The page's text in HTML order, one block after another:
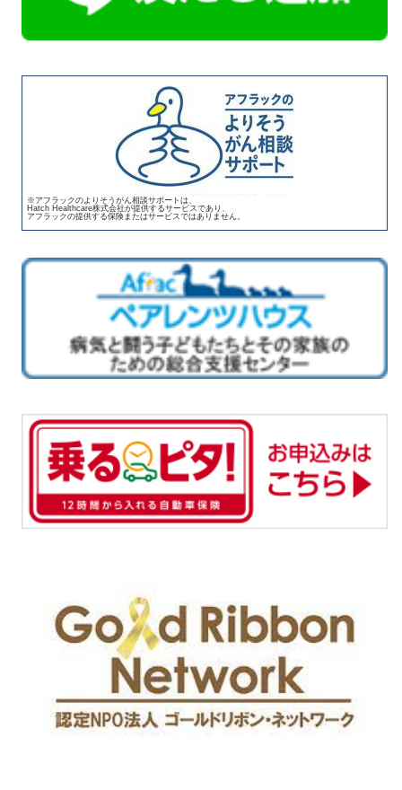
※アフラックのよりそうがん相談サポートは、
Hatch Healthcare株式会社が提供するサービスであり、
アフラックの提供する保険またはサービスではありません。